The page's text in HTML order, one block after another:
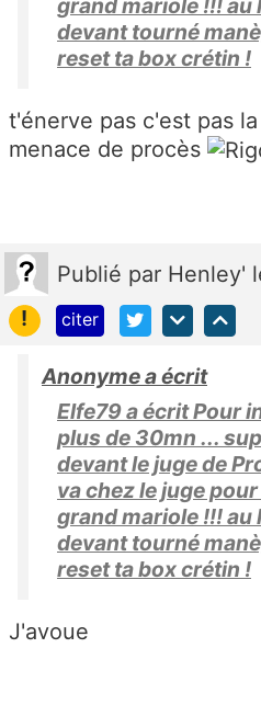
devant tourné
reset ta box crétin !
t'énerve pas c'est pas
menace de procès
Publié par Henley'
!
citer
Anonyme a écrit
Elfe79 a écrit Pour
plus de 30mn ...
devant le juge de
va chez le juge
grand mariole !!! au
devant tourné
reset ta box crétin !
J'avoue